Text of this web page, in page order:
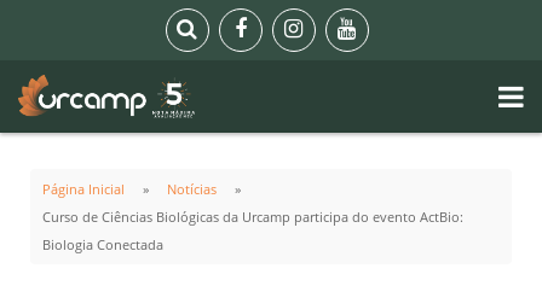
Página Inicial
Notícias
Curso de Ciências Biológicas da Urcamp participa do evento ActBio:
Biologia Conectada